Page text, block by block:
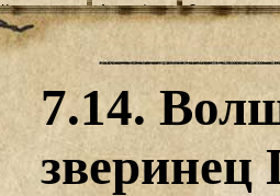
Книги
Галереи
Музыка
Видео
Субтитры
Заметки
Мысли
Откровение
Арт-кафе
Игромания
Фанфики
Обои
Фанарт
Анекдоты
Передоз
Страшилки
Знакомство
Обитатели
Семейное
Дневник
СИЗО
Суперы от и
7.14.